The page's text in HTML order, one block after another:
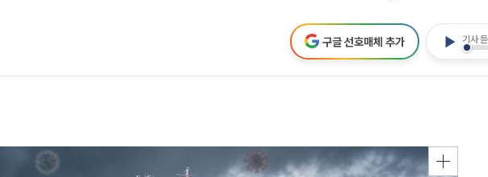
기사
구글 선호매체 추가